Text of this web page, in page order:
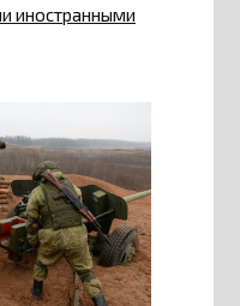
иностранными